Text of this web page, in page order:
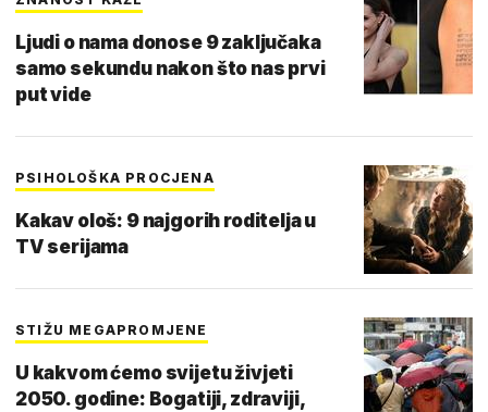
Ljudi o nama donose 9 zaključaka
samo sekundu nakon što nas prvi
put vide
PSIHOLOŠKA PROCJENA
Kakav ološ: 9 najgorih roditelja u
TV serijama
STIŽU MEGAPROMJENE
U kakvom ćemo svijetu živjeti
2050. godine: Bogatiji, zdraviji,